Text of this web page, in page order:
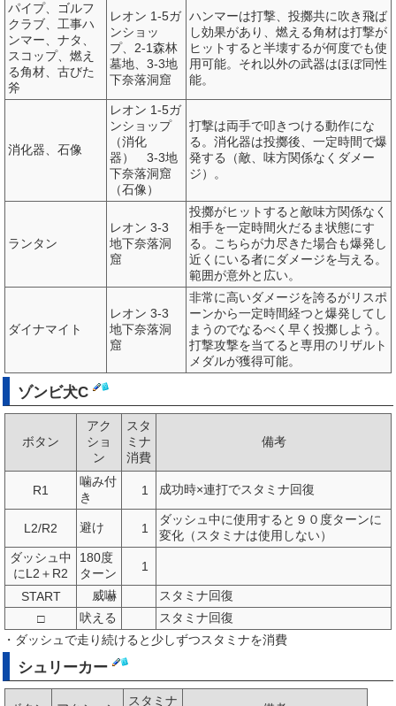
パイプ、ゴルフ
クラブ、工事ハ
ンマー、ナタ、
スコップ、燃え
る角材、古びた
斧
レオン 1-5ガ
ンショッ
プ、2-1森林
墓地、3-3地
下奈落洞窟
ハンマーは打撃、投擲共に吹き飛ば
し効果があり、燃える角材は打撃が
ヒットすると半壊するが何度でも使
用可能。それ以外の武器はほぼ同性
能。
消化器、石像
レオン 1-5ガ
ンショップ
（消化
器） 3-3地
下奈落洞窟
（石像）
打撃は両手で叩きつける動作にな
る。消化器は投擲後、一定時間で爆
発する（敵、味方関係なくダメー
ジ）。
ランタン
レオン 3-3
地下奈落洞
窟
投擲がヒットすると敵味方関係なく
相手を一定時間火だるま状態にす
る。こちらが力尽きた場合も爆発し
近くにいる者にダメージを与える。
範囲が意外と広い。
ダイナマイト
レオン 3-3
地下奈落洞
窟
非常に高いダメージを誇るがリスポ
ーンから一定時間経つと爆発してし
まうのでなるべく早く投擲しよう。
打撃攻撃を当てると専用のリザルト
メダルが獲得可能。
ゾンビ犬C
ボタン
アク
ショ
ン
スタ
ミナ
消費
備考
R1
噛み付
き
1 成功時×連打でスタミナ回復
L2/R2 避け 1
ダッシュ中に使用すると９０度ターンに
変化（スタミナは使用しない）
ダッシュ中
にL2＋R2
180度
ターン
1
START 威嚇
スタミナ回復
□
吠える
スタミナ回復
・ダッシュで走り続けると少しずつスタミナを消費
シュリーカー
スタミナ